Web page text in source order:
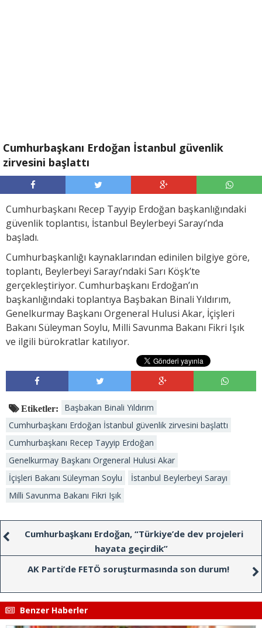
Cumhurbaşkanı Erdoğan İstanbul güvenlik
zirvesini başlattı
Cumhurbaşkanı Recep Tayyip Erdoğan başkanlığındaki
güvenlik toplantısı, İstanbul Beylerbeyi Sarayı’nda
başladı.
Cumhurbaşkanlığı kaynaklarından edinilen bilgiye göre,
toplantı, Beylerbeyi Sarayı’ndaki Sarı Köşk’te
gerçekleştiriyor. Cumhurbaşkanı Erdoğan’ın
başkanlığındaki toplantıya Başbakan Binali Yıldırım,
Genelkurmay Başkanı Orgeneral Hulusi Akar, İçişleri
Bakanı Süleyman Soylu, Milli Savunma Bakanı Fikri Işık
ve ilgili bürokratlar katılıyor.
Etiketler:
Başbakan Binali Yıldırım
Cumhurbaşkanı Erdoğan İstanbul güvenlik zirvesini başlattı
Cumhurbaşkanı Recep Tayyip Erdoğan
Genelkurmay Başkanı Orgeneral Hulusi Akar
İçişleri Bakanı Süleyman Soylu
İstanbul Beylerbeyi Sarayı
Milli Savunma Bakanı Fikri Işık
Cumhurbaşkanı Erdoğan, “Türkiye’de dev projeleri
hayata geçirdik”
AK Parti’de FETÖ soruşturmasında son durum!
Benzer Haberler